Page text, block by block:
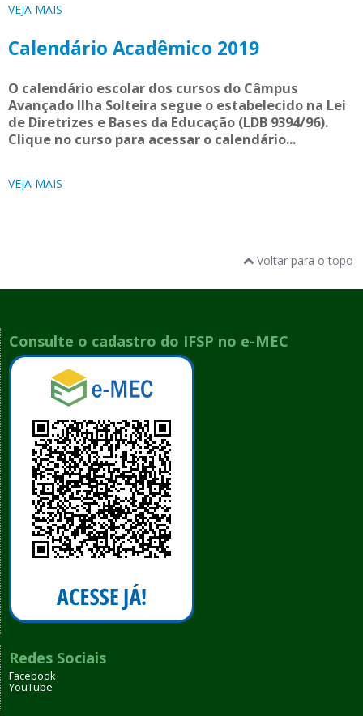
VEJA MAIS
Calendário Acadêmico 2019
O calendário escolar dos cursos do Câmpus
Avançado Ilha Solteira segue o estabelecido na Lei
de Diretrizes e Bases da Educação (LDB 9394/96).
Clique no curso para acessar o calendário...
VEJA MAIS
Voltar para o topo
Consulte o cadastro do IFSP no e-MEC
Redes Sociais
Facebook
YouTube